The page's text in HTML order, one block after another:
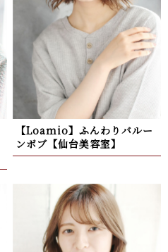
【Loamio】ふんわりバルー
ンボブ【仙台美容室】